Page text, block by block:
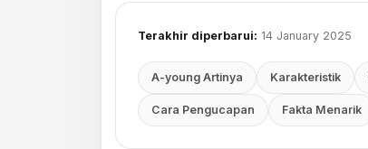
Terakhir diperbarui: 14 January 2025
A-young Artinya Karakteristik
Cara Pengucapan Fakta Menarik